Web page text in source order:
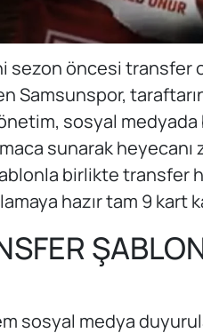
sezon öncesi
sosyal
sunarak heyecanı
birlikte transfer
hazır tam 9 kart
sosyal medya